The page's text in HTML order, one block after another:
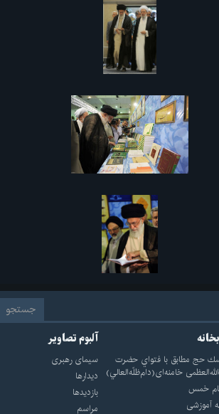
حج مطابق با فتواي حضرت
خامنه‌اى(دام‌ظلّه‌العالي)
خمس
آموزشی
آلبوم تصاویر
سيماى رهبرى
ديدارها
بازديدها
مراسم